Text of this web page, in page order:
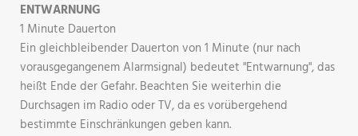
ENTWARNUNG
1 Minute Dauerton
Ein gleichbleibender Dauerton von 1 Minute (nur nach
vorausgegangenem Alarmsignal) bedeutet "Entwarnung", das
heißt Ende der Gefahr. Beachten Sie weiterhin die
Durchsagen im Radio oder TV, da es vorübergehend
bestimmte Einschränkungen geben kann.